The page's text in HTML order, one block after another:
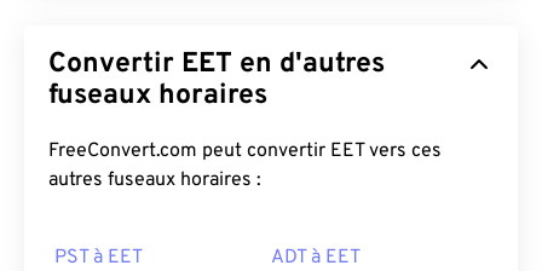
Convertir EET en d'autres
fuseaux horaires
FreeConvert.com peut convertir EET vers ces
autres fuseaux horaires :
PST à EET ADT à EET